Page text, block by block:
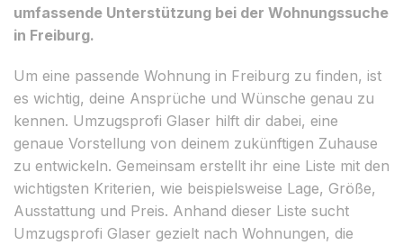
umfassende Unterstützung bei der Wohnungssuche
in Freiburg.
Um eine passende Wohnung in Freiburg zu finden, ist
es wichtig, deine Ansprüche und Wünsche genau zu
kennen. Umzugsprofi Glaser hilft dir dabei, eine
genaue Vorstellung von deinem zukünftigen Zuhause
zu entwickeln. Gemeinsam erstellt ihr eine Liste mit den
wichtigsten Kriterien, wie beispielsweise Lage, Größe,
Ausstattung und Preis. Anhand dieser Liste sucht
Umzugsprofi Glaser gezielt nach Wohnungen, die